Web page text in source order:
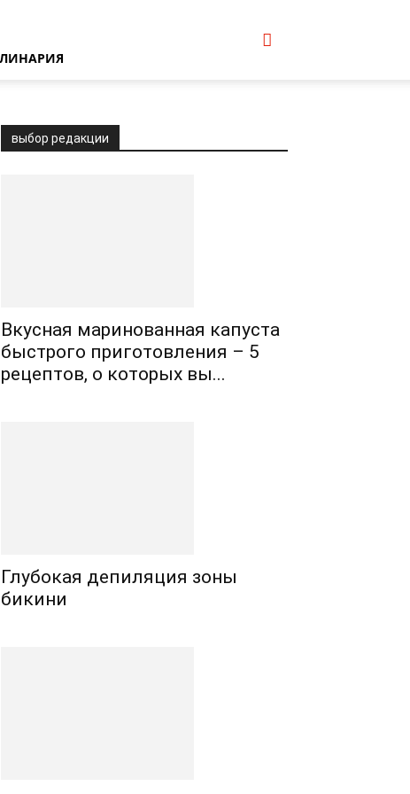
выбор редакции
Вкусная маринованная капуста
быстрого приготовления – 5
рецептов, о которых вы...
Глубокая депиляция зоны
бикини